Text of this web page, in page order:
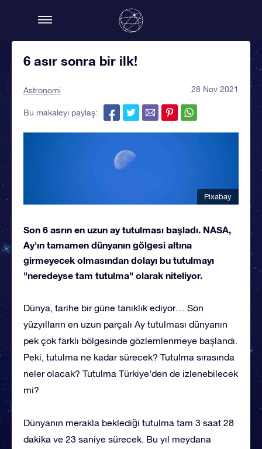
6 asır sonra bir ilk!
Astronomi 28 Nov 2021
Bu makaleyi paylaş:
Pixabay
Son 6 asrın en uzun ay tutulması başladı. NASA,
Ay'ın tamamen dünyanın gölgesi altına
girmeyecek olmasından dolayı bu tutulmayı
"neredeyse tam tutulma" olarak niteliyor.
Dünya, tarihe bir güne tanıklık ediyor… Son
yüzyılların en uzun parçalı Ay tutulması dünyanın
pek çok farklı bölgesinde gözlemlenmeye başlandı.
Peki, tutulma ne kadar sürecek? Tutulma sırasında
neler olacak? Tutulma Türkiye’den de izlenebilecek
mi?
Dünyanın merakla beklediği tutulma tam 3 saat 28
dakika ve 23 saniye sürecek. Bu yıl meydana